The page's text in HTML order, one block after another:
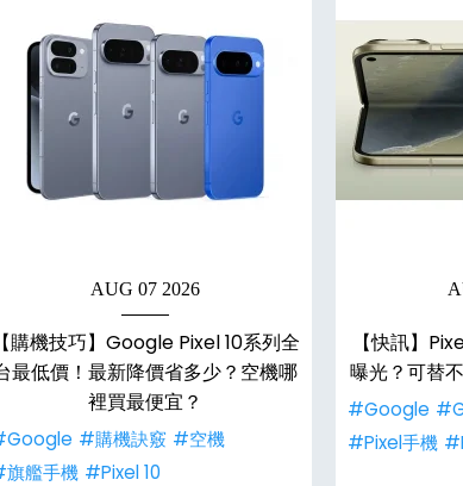
AUG 07 2026
【購機技巧】Google Pixel 10系列全
最低價！最新降價省多少？空機哪
裡買最便宜？
#購機訣竅 #空機
艦手機 #Pixel 10
【快訊】
曝光？可替
#Google
#Pixel手機